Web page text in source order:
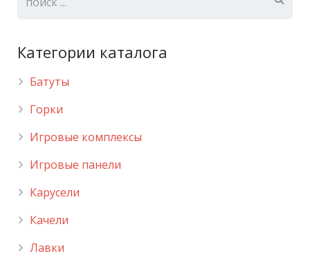
Категории каталога
Батуты
Горки
Игровые комплексы
Игровые панели
Карусели
Качели
Лавки